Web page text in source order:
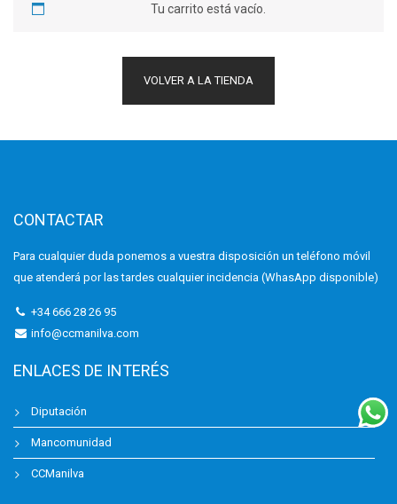
Tu carrito está vacío.
VOLVER A LA TIENDA
CONTACTAR
Para cualquier duda ponemos a vuestra disposición un teléfono móvil
que atenderá por las tardes cualquier incidencia (WhasApp disponible)
+34 666 28 26 95
info@ccmanilva.com
ENLACES DE INTERÉS
Diputación
Mancomunidad
CCManilva